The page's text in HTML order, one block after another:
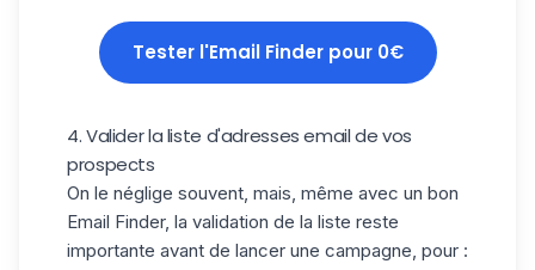
Tester l'Email Finder pour 0€
4. Valider la liste d'adresses email de vos
prospects
On le néglige souvent, mais, même avec un bon
Email Finder, la validation de la liste reste
importante avant de lancer une campagne, pour :